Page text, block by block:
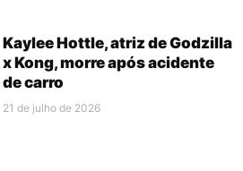
Kaylee Hottle, atriz de Godzilla
x Kong, morre após acidente
de carro
21 de julho de 2026